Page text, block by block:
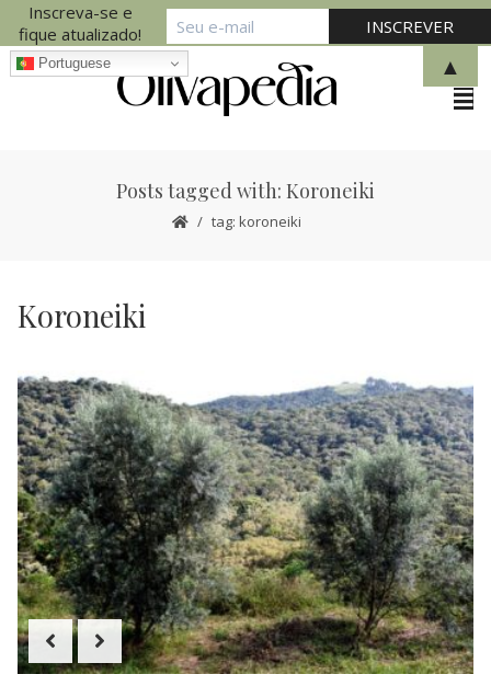
Posts tagged with: Koroneiki
tag: koroneiki
Koroneiki
Inscreva-se e
fique atualizado!
▲
Portuguese